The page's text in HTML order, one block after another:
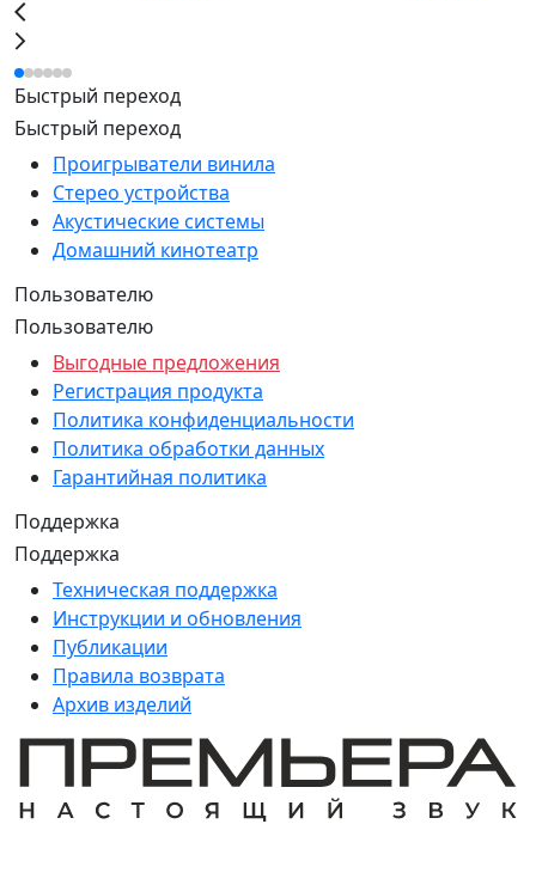
Быстрый переход
Быстрый переход
Проигрыватели винила
Стерео устройства
Акустические системы
Домашний кинотеатр
Пользователю
Пользователю
Выгодные предложения
Регистрация продукта
Политика конфиденциальности
Политика обработки данных
Гарантийная политика
Поддержка
Поддержка
Техническая поддержка
Инструкции и обновления
Публикации
Правила возврата
Архив изделий